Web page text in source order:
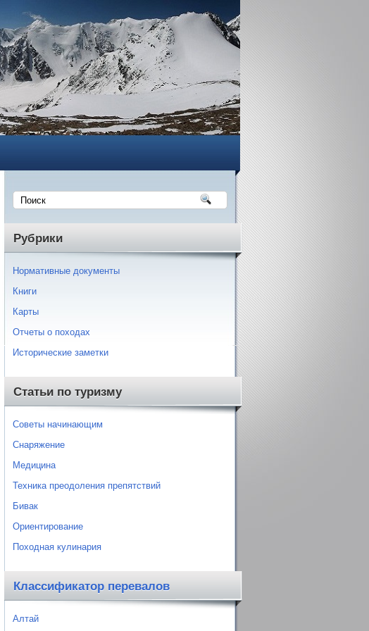
Рубрики
Нормативные документы
Книги
Карты
Отчеты о походах
Исторические заметки
Статьи по туризму
Советы начинающим
Снаряжение
Медицина
Техника преодоления препятствий
Бивак
Ориентирование
Походная кулинария
Классификатор перевалов
Алтай